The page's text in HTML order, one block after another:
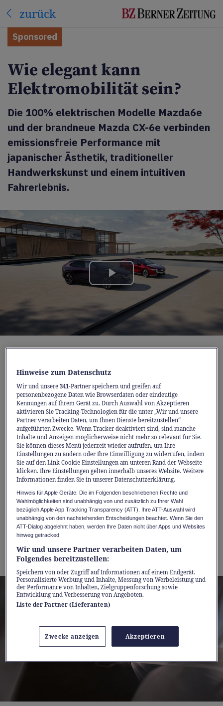
zurück
Sponsored
Wie elegant kann
Elektromobilität sein?
Die 100% elektrischen Modelle Mazda6e
und der brandneue Mazda CX-6e verbinden
emissionsfreie Performance mit
japanischer Ästhetik, traditioneller
Handwerkskunst und einem intuitiven
Fahrerlebnis.
Play
Video
Design of the Year 2026», und
Mazda CX-6estehen beispielhaft dafür, wie
Mazda Elektromobilität, emotionales Design
und japanische Handwerkskunst vereint. So
entstehen vollelektrische Fahrzeuge, die den
Menschen in den Mittelpunkt stellen –
kombiniert mit alltagstauglicher Reichweite,
schneller Ladeleistung und moderner
Konnektivität.
Jetzt wird der Einstieg in die vollelektrische
Modellwelt von Mazda besonders attraktiv:
Bis zum 31. August 2026 profitieren Sie von
einem0%-Leasing-Angebot.
Hinweise zum Datenschutz
Wir und unsere341-Partner speichern und greifen auf
personenbezogene Daten wie Browserdaten oder eindeutige
Kennungen auf Ihrem Gerät zu. Durch Auswahl von Akzeptieren
aktivieren Sie Tracking-Technologien für die unter „Wir und unsere
Partner verarbeiten Daten, um Ihnen Dienste bereitzustellen“
aufgeführten Zwecke. Wenn Tracker deaktiviert sind, sind manche
Inhalte und Anzeigen möglicherweise nicht mehr so relevant für Sie.
Sie können dieses Menü jederzeit wieder aufrufen, um Ihre
Einstellungen zu ändern oder Ihre Einwilligung zu widerrufen, indem
Sie auf den Link Cookie Einstellungen am unteren Rand der Webseite
klicken. Ihre Einstellungen gelten innerhalb unseres Website. Weitere
Informationen finden Sie in unserer Datenschutzerklärung.
Hinweis für Apple Geräte: Die im Folgenden beschriebenen Rechte und
Wahlmöglichkeiten sind unabhängig von und zusätzlich zu Ihrer Wahl
bezüglich Apple App Tracking Transparency (ATT). Ihre ATT-Auswahl wird
unabhängig von den nachstehenden Entscheidungen beachtet. Wenn Sie den
ATT-Dialog abgelehnt haben, werden Ihre Daten nicht über Apps und Websites
hinweg getracked.
Wir und unsere Partner verarbeiten Daten, um
Folgendes bereitzustellen:
Speichern von oder Zugriff auf Informationen auf einem Endgerät.
Personalisierte Werbung und Inhalte, Messung von Werbeleistung und
der Performance von Inhalten, Zielgruppenforschung sowie
Entwicklung und Verbesserung von Angeboten.
Liste der Partner (Lieferanten)
Zwecke anzeigen Akzeptieren